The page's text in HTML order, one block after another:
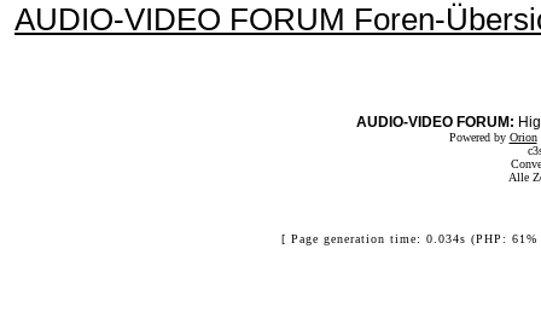
AUDIO-VIDEO FORUM Foren-
AUDIO-VIDEO FORUM:
Powered by Orion
Alle
[ Page generation time: 0.034s (PHP: